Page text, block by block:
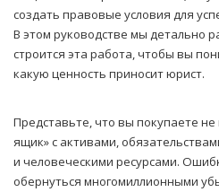
создать правовые условия для
В этом руководстве мы детально
строится эта работа, чтобы вы
какую ценность приносит юрист.
Представьте, что вы покупаете
ящик» с активами,
и человеческими ресурсами.
обернуться многомиллионными